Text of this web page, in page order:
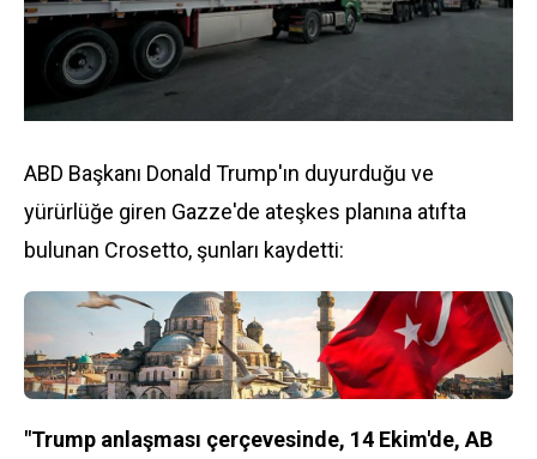
ABD Başkanı Donald Trump'ın duyurduğu ve
yürürlüğe giren Gazze'de ateşkes planına atıfta
bulunan Crosetto, şunları kaydetti:
"Trump anlaşması çerçevesinde, 14 Ekim'de, AB